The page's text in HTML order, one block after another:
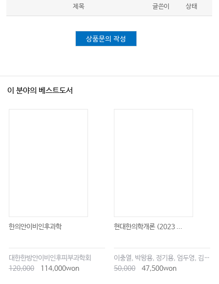
제목 글쓴이 상태
상품문의 작성
이 분야의 베스트도서
한의안이비인후과학
대한한방안이비인후피부과학회
120,000
114,000won
현대한의학개론 (2023 ...
이충열, 박왕용, 정기용, 엄두영, 김창업
50,000
47,500won